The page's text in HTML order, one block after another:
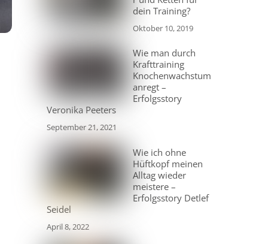
dein Training?
Oktober 10, 2019
Wie man durch
Krafttraining
Knochenwachstum
anregt –
Erfolgsstory
Veronika Peeters
September 21, 2021
Wie ich ohne
Hüftkopf meinen
Alltag wieder
meistere –
Erfolgsstory Detlef
Seidel
April 8, 2022